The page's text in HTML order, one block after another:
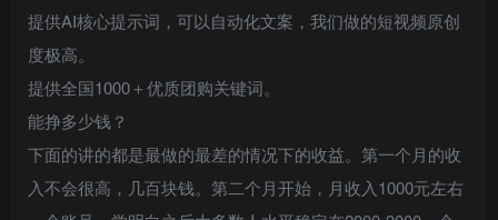
提供AI核心提示词，可以自动化文案，我们做的短视频原创
度极高。
提供全国1000＋优质团购关键词。
能挣多少钱？
下面的讲的都是最做的最差的情况下的收益。第一个月的收
入不会很高，几百块钱。第二个月开始，月收入1000元左右